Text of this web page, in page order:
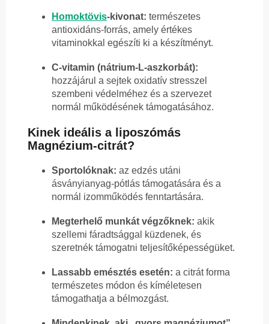
Homoktövis-kivonat: természetes
antioxidáns-forrás, amely értékes
vitaminokkal egészíti ki a készítményt.
C-vitamin (nátrium-L-aszkorbát):
hozzájárul a sejtek oxidatív stresszel
szembeni védelméhez és a szervezet
normál működésének támogatásához.
Kinek ideális a liposzómás
Magnézium-citrát?
Sportolóknak: az edzés utáni
ásványianyag-pótlás támogatására és a
normál izomműködés fenntartására.
Megterhelő munkát végzőknek: akik
szellemi fáradtsággal küzdenek, és
szeretnék támogatni teljesítőképességüket.
Lassabb emésztés esetén: a citrát forma
természetes módon és kíméletesen
támogathatja a bélmozgást.